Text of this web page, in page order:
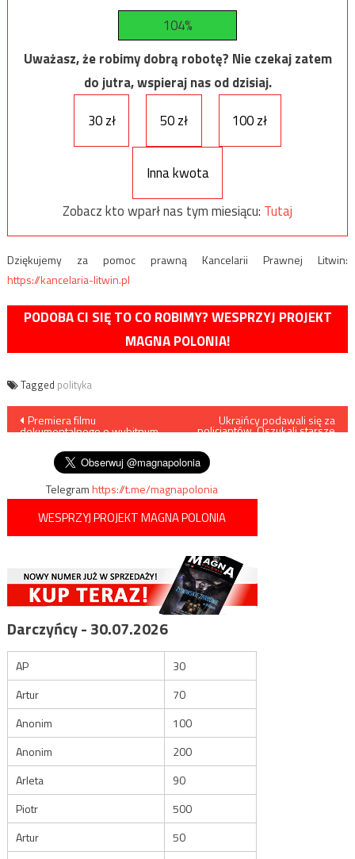
104%
Uważasz, że robimy dobrą robotę? Nie czekaj zatem
do jutra, wspieraj nas od dzisiaj.
30 zł
50 zł 100 zł
Inna kwota
Zobacz kto wparł nas tym miesiącu: Tutaj
Dziękujemy za pomoc prawną Kancelarii Prawnej Litwin:
https://kancelaria-litwin.pl
PODOBA CI SIĘ TO CO ROBIMY? WESPRZYJ PROJEKT
MAGNA POLONIA!
Tagged polityka
Nawigacja
wpisu
Premiera filmu
dokumentalnego o wybitnym
Ukraińcy podawali się za
policjantów. Oszukali starsze
Telegramhttps://t.me/magnapolonia
WESPRZYJ PROJEKT MAGNA POLONIA
Darczyńcy - 30.07.2026
AP
30
Artur
70
Anonim
100
Anonim
200
Arleta
90
Piotr
500
Artur
50